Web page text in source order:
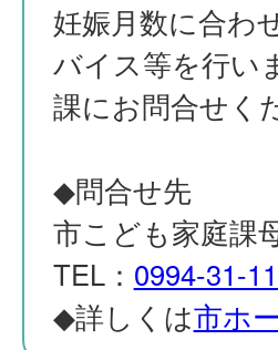
妊娠月数に合わ
バイス等を行い
課にお問合せく
◆問合せ先
市こども家庭課
TEL： 0994-31-
◆詳しくは市ホ